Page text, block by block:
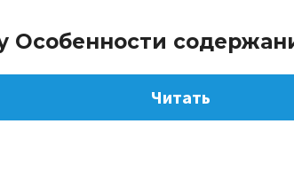
Особенности
Читать